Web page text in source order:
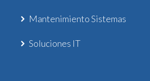
Mantenimiento Sistemas
Soluciones IT